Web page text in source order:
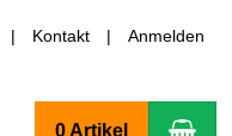
Kontakt Anmelden
0 Artikel